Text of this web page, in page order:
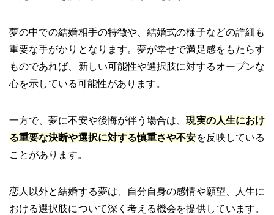
夢の中での結婚相手の特徴や、結婚式の様子などの詳細も
重要な手がかりとなります。夢が幸せで満足感をもたらす
ものであれば、新しい可能性や選択肢に対するオープンな
心を示している可能性があります。
一方で、夢に不安や後悔が伴う場合は、現実の人生におけ
る重要な決断や選択に対する慎重さや不安を反映している
ことがあります。
恋人以外と結婚する夢は、自分自身の感情や願望、人生に
おける選択肢について深く考える機会を提供しています。